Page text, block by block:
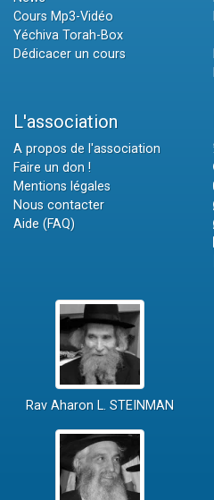
Cours Mp3-Vidéo
Yéchiva Torah-Box
Dédicacer un cours
L'association
A propos de l'association
Faire un don !
Mentions légales
Nous contacter
Aide (FAQ)
Rav Aharon L. STEINMAN